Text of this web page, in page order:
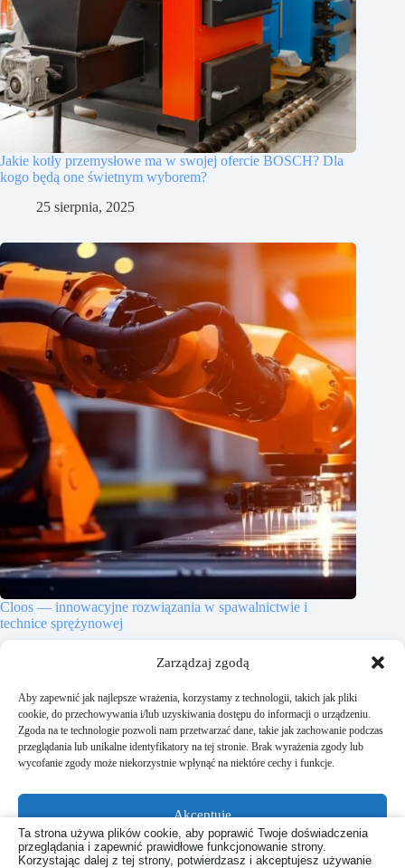
Zarządzaj zgodą
Aby zapewnić jak najlepsze wrażenia, korzystamy z technologii, takich jak pliki
cookie, do przechowywania i/lub uzyskiwania dostępu do informacji o urządzeniu.
Zgoda na te technologie pozwoli nam przetwarzać dane, takie jak zachowanie podczas
przeglądania lub unikalne identyfikatory na tej stronie. Brak wyrażenia zgody lub
wycofanie zgody może niekorzystnie wpłynąć na niektóre cechy i funkcje.
Akceptuję
Odmów
Jakie kotły przemysłowe ma w swojej ofercie BOSCH? Dla
kogo będą one świetnym wyborem?
25 sierpnia, 2025
Cloos — innowacyjne rozwiązania w spawalnictwie i
technice sprężynowej
Dodaj komentarz
Ta strona używa plików cookie, aby poprawić Twoje doświadczenia
przeglądania i zapewnić prawidłowe funkcjonowanie strony.
Korzystając dalej z tej strony, potwierdzasz i akceptujesz używanie